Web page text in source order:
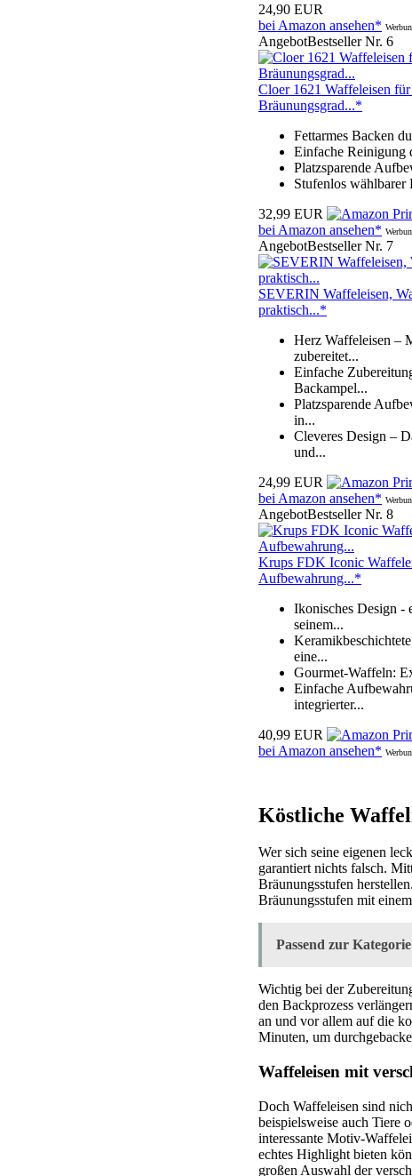
24,90 EUR
bei Amazon ansehen*
AngebotBestseller Nr. 6
Cloer 1621 Waffeleisen
Bräunungsgrad...*
Fettarmes Backen
Einfache Reinigung
Platzsparende
Stufenlos wählbarer
32,99 EUR
bei Amazon ansehen*
AngebotBestseller Nr. 7
SEVERIN Waffeleisen,
praktisch...*
Herz Waffeleisen –
zubereitet...
Einfache
Backampel...
Platzsparende
in...
Cleveres Design –
und...
24,99 EUR
bei Amazon ansehen*
AngebotBestseller Nr. 8
Krups FDK Iconic
Aufbewahrung...*
Ikonisches Design -
seinem...
eine...
Gourmet-Waffeln:
Einfache
integrierter...
40,99 EUR
bei Amazon ansehen*
Köstliche
Wer sich seine eigenen
garantiert nichts falsch.
Bräunungsstufen
Bräunungsstufen mit
Passend zur
Wichtig bei der
den Backprozess
an und vor allem auf die
Minuten, um
Waffeleisen mit
Doch Waffeleisen sind
beispielsweise auch Tiere
interessante Motiv-
echtes Highlight bieten
großen Auswahl der